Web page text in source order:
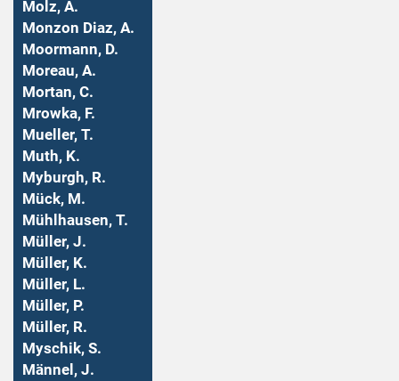
Molz, A.
Monzon Diaz, A.
Moormann, D.
Moreau, A.
Mortan, C.
Mrowka, F.
Mueller, T.
Muth, K.
Myburgh, R.
Mück, M.
Mühlhausen, T.
Müller, J.
Müller, K.
Müller, L.
Müller, P.
Müller, R.
Myschik, S.
Männel, J.